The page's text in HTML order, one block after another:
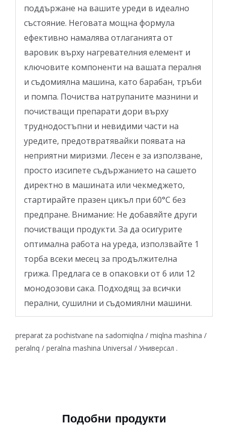
поддържане на вашите уреди в идеално
състояние. Неговата мощна формула
ефективно намалява отлаганията от
варовик върху нагревателния елемент и
ключовите компоненти на вашата пералня
и съдомиялна машина, като барабан, тръби
и помпа. Почиства натрупаните мазнини и
почистващи препарати дори върху
труднодостъпни и невидими части на
уредите, предотвратявайки появата на
неприятни миризми. Лесен е за използване,
просто изсипете съдържанието на сашето
директно в машината или чекмеджето,
стартирайте празен цикъл при 60°C без
предпране. Внимание: Не добавяйте други
почистващи продукти. За да осигурите
оптимална работа на уреда, използвайте 1
торба всеки месец за продължителна
грижа. Предлага се в опаковки от 6 или 12
монодозови сака. Подходящ за всички
перални, сушилни и съдомиялни машини.
preparat za pochistvane na sadomiqlna / miqlna mashina /
peralnq / peralna mashina Universal / Универсал .
Подобни продукти